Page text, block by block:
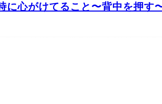
に心がけてること〜背中を押す